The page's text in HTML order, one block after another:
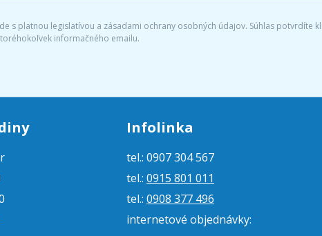
s platnou legislatívou a zásadami ochrany osobných údajov. Súhlas potvrdíte
informačného emailu.
Infolinka
tel.: 0907 304 567
tel.: 0915 801 011
tel.: 0908 377 496
internetové objednávky: